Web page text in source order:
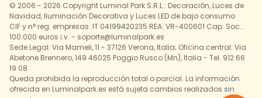
© 2006 - 2026 Copyright Luminal Park S.R.L.: Decoración, Luces de
Navidad, Iluminación Decorativa y Luces LED de bajo consumo
CIF y n° reg. empresas: IT 04199420235 REA: VR-400601 Cap. Soc.:
100.000 euros i.v. - soporte@luminalpark.es
Sede Legal: Via Mameli, 11 - 37126 Verona, Italia; Oficina central: Via
Abetone Brennero, 149 46025 Poggio Rusco (Mn), Italia - Tel. 912 66
19 08
Queda prohibida la reproducción total o parcial. La información
ofrecida en Luminalpark.es está sujeta cambios realizados sin